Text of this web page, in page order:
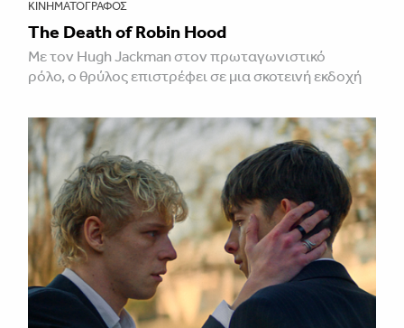
ΚΙΝΗΜΑΤΟΓΡΆΦΟΣ
The Death of Robin Hood
Με τον Hugh Jackman στον πρωταγωνιστικό
ρόλο, ο θρύλος επιστρέφει σε μια σκοτεινή εκδοχή